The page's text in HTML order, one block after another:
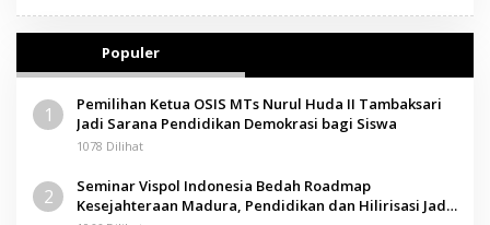
Populer
1
Pemilihan Ketua OSIS MTs Nurul Huda II Tambaksari
Jadi Sarana Pendidikan Demokrasi bagi Siswa
1078 Dilihat
2
Seminar Vispol Indonesia Bedah Roadmap
Kesejahteraan Madura, Pendidikan dan Hilirisasi Jadi